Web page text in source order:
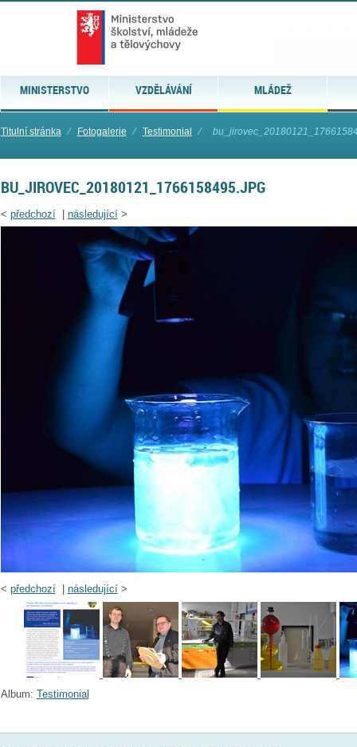
MINISTERSTVO VZDĚLÁVÁNÍ MLÁDEŽ
Titulní stránka ⁄ Fotogalerie ⁄ Testimonial ⁄
BU_JIROVEC_20180121_1766158495.JPG
< předchozí| následující>
< předchozí| následující>
Album: Testimonial